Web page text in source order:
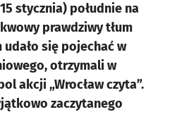
stycznia) południe na
prawdziwy tłum
udało się pojechać w
otrzymali w
akcji „Wrocław czyta”.
zaczytanego